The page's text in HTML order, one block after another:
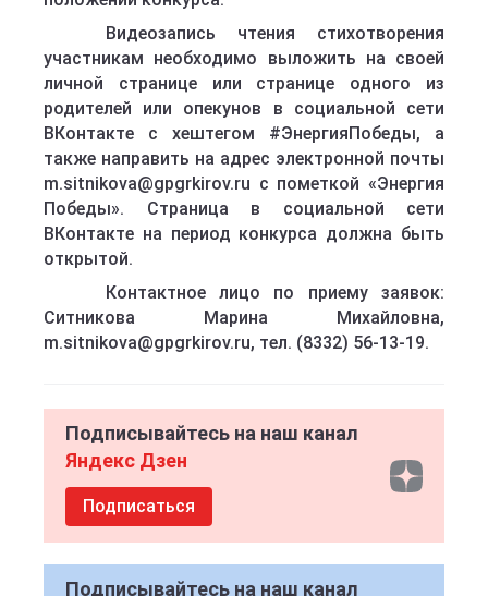
Видеозапись чтения стихотворения
участникам необходимо выложить на своей
личной странице или странице одного из
родителей или опекунов в социальной сети
ВКонтакте с хештегом #ЭнергияПобеды, а
также направить на адрес электронной почты
m.sitnikova@gpgrkirov.ru c пометкой «Энергия
Победы». Страница в социальной сети
ВКонтакте на период конкурса должна быть
открытой.
Контактное лицо по приему заявок:
Ситникова Марина Михайловна,
m.sitnikova@gpgrkirov.ru, тел. (8332) 56-13-19.
Подписывайтесь на наш канал
Яндекс Дзен
Подписаться
Подписывайтесь на наш канал